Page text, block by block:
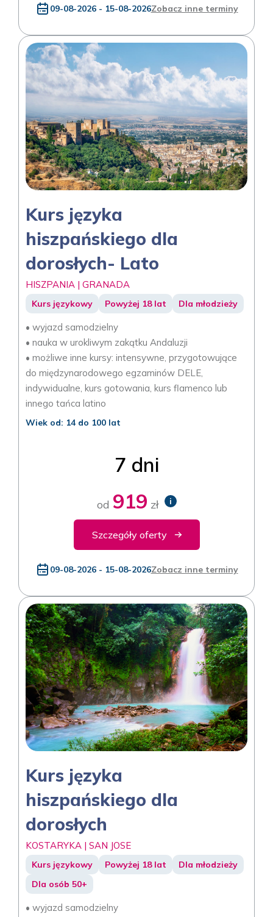
09-08-2026 - 15-08-2026Zobacz inne terminy
Kurs języka
hiszpańskiego dla
dorosłych- Lato
HISZPANIA | GRANADA
Kurs językowy Powyżej 18 lat Dla młodzieży
• wyjazd samodzielny
• nauka w urokliwym zakątku Andaluzji
• możliwe inne kursy: intensywne, przygotowujące
do międzynarodowego egzaminów DELE,
indywidualne, kurs gotowania, kurs flamenco lub
innego tańca latino
Wiek od: 14 do 100 lat
7 dni
od 919 zł i
Szczegóły oferty
09-08-2026 - 15-08-2026Zobacz inne terminy
Kurs języka
hiszpańskiego dla
dorosłych
KOSTARYKA | SAN JOSE
Kurs językowy Powyżej 18 lat
Dla młodzieży
Dla osób 50+
• wyjazd samodzielny